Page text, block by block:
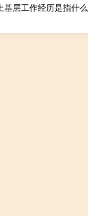
层工作经历是指什么